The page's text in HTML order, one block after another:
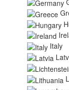
Italy